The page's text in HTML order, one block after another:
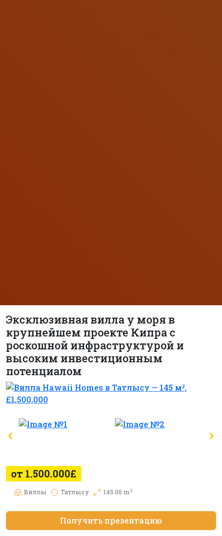
Эксклюзивная вилла у моря в
крупнейшем проекте Кипра с
роскошной инфраструктурой и
высоким инвестиционным
потенциалом
от 1.500.000£
Виллы Татлысу 145.00 m2
Получить презентацию